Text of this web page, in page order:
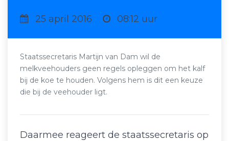
25 april 2016 08:12 uur
Staatssecretaris Martijn van Dam wil de
melkveehouders geen regels opleggen om het kalf
bij de koe te houden. Volgens hem is dit een keuze
die bij de veehouder ligt.
Daarmee reageert de staatssecretaris op